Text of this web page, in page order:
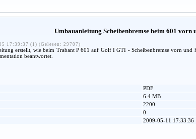
Umbauanleitung Scheibenbremse beim 601 vorn
17:39:37 (1) (Gelesen: 29707)
erstellt, wie beim Trabant P 601 auf Golf I GTI - Scheibenbremse vorn und
beantwortet.
PDF
6.4 MB
2200
0
2009-05-11 17:33:36